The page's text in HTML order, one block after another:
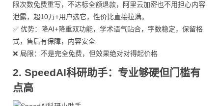
限次数免费重写，不达标全额退款，阿里云加密也不用担心内容
泄露，超10万+用户选它，性价比直接拉满。
✅ 优势：降AI+降重双功能，学术语气贴合，字数稳定，保留格
式，售后有保障，内容安全
❌ 局限：不是完全免费，但效果绝对对得起价格
2. SpeedAI科研助手：专业够硬但门槛有
点高